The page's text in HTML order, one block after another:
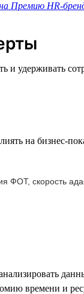
Премию HR-
удерживать
на бизнес-
ФОТ, скорость
времени и